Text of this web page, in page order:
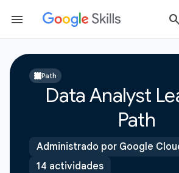
Path
Data Analyst
Path
Administrado por Google
14 actividades